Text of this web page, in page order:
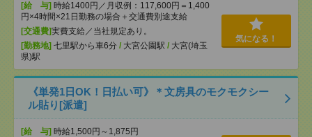
[給 与] 時給1400円／月収例：117,600円＝1,400
円×4時間×21日勤務の場合＋交通費別途支給
[交通費]実費支給／当社規定あり。
[勤務地] 七里駅から車6分 / 大宮公園駅 / 大宮(埼玉
県)駅
気になる！
《単発1日OK！日払い可》＊文房具のモクモクシー
ル貼り[派遣]
[給 与] 時給1,500円～1,875円